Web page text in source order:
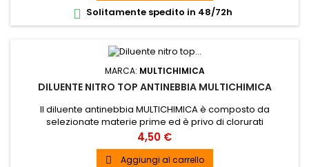
 Solitamente spedito in 48/72h
MARCA: MULTICHIMICA
DILUENTE NITRO TOP ANTINEBBIA MULTICHIMICA
Il diluente antinebbia MULTICHIMICA è composto da
selezionate materie prime ed è privo di clorurati
Prezzo
4,50 €
 Aggiungi al carrello